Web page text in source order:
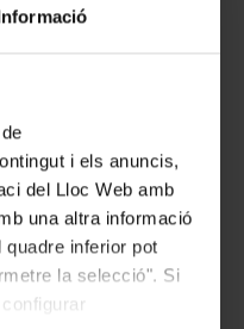
i els anuncis,
del Lloc Web amb
una altra informació
inferior pot
la selecció". Si